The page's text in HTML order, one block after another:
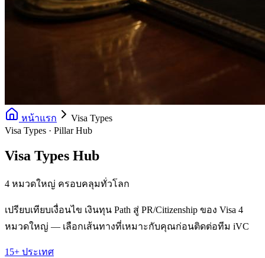
หน้าแรก
Visa Types
Visa Types · Pillar Hub
Visa Types Hub
4 หมวดใหญ่ ครอบคลุมทั่วโลก
เปรียบเทียบเงื่อนไข เงินทุน Path สู่ PR/Citizenship ของ Visa 4
หมวดใหญ่ — เลือกเส้นทางที่เหมาะกับคุณก่อนติดต่อทีม iVC
15+ ประเทศ